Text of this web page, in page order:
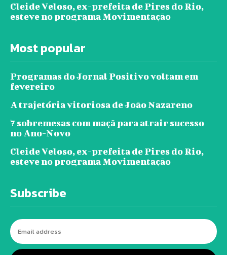
Cleide Veloso, ex-prefeita de Pires do Rio,
esteve no programa Movimentação
Most popular
Programas do Jornal Positivo voltam em
fevereiro
A trajetória vitoriosa de João Nazareno
7 sobremesas com maçã para atrair sucesso
no Ano-Novo
Cleide Veloso, ex-prefeita de Pires do Rio,
esteve no programa Movimentação
Subscribe